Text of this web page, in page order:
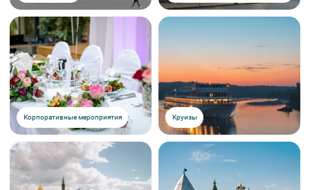
Корпоративные мероприятия Круизы